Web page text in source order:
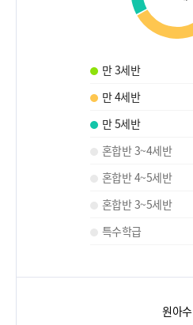
만 3세반
만 4세반
만 5세반
혼합반 3~4세반
혼합반 4~5세반
혼합반 3~5세반
특수학급
원아수